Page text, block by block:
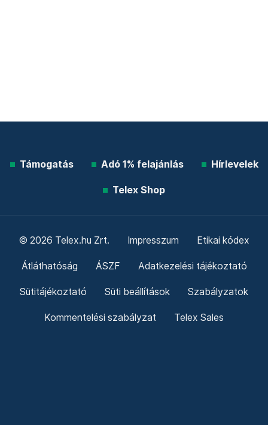
Támogatás Adó 1% felajánlás Hírlevelek
Telex Shop
© 2026 Telex.hu Zrt. Impresszum Etikai kódex
Átláthatóság ÁSZF Adatkezelési tájékoztató
Sütitájékoztató Süti beállítások Szabályzatok
Kommentelési szabályzat Telex Sales